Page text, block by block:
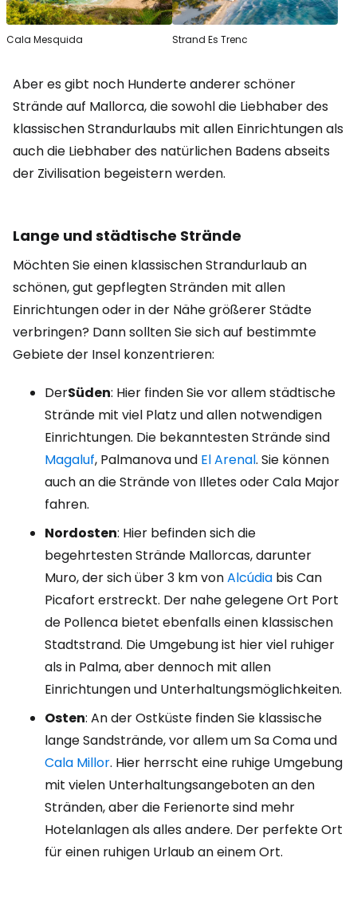
Cala Mesquida Strand Es Trenc
Aber es gibt noch Hunderte anderer schöner
Strände auf Mallorca, die sowohl die Liebhaber des
klassischen Strandurlaubs mit allen Einrichtungen als
auch die Liebhaber des natürlichen Badens abseits
der Zivilisation begeistern werden.
Lange und städtische Strände
Möchten Sie einen klassischen Strandurlaub an
schönen, gut gepflegten Stränden mit allen
Einrichtungen oder in der Nähe größerer Städte
verbringen? Dann sollten Sie sich auf bestimmte
Gebiete der Insel konzentrieren:
DerSüden: Hier finden Sie vor allem städtische
Strände mit viel Platz und allen notwendigen
Einrichtungen. Die bekanntesten Strände sind
Magaluf, Palmanova und El Arenal. Sie können
auch an die Strände von Illetes oder Cala Major
fahren.
Nordosten: Hier befinden sich die
begehrtesten Strände Mallorcas, darunter
Muro, der sich über 3 km vonAlcúdia bis Can
Picafort erstreckt. Der nahe gelegene Ort Port
de Pollenca bietet ebenfalls einen klassischen
Stadtstrand. Die Umgebung ist hier viel ruhiger
als in Palma, aber dennoch mit allen
Einrichtungen und Unterhaltungsmöglichkeiten.
Osten: An der Ostküste finden Sie klassische
lange Sandstrände, vor allem um Sa Coma und
Cala Millor. Hier herrscht eine ruhige Umgebung
mit vielen Unterhaltungsangeboten an den
Stränden, aber die Ferienorte sind mehr
Hotelanlagen als alles andere. Der perfekte Ort
für einen ruhigen Urlaub an einem Ort.